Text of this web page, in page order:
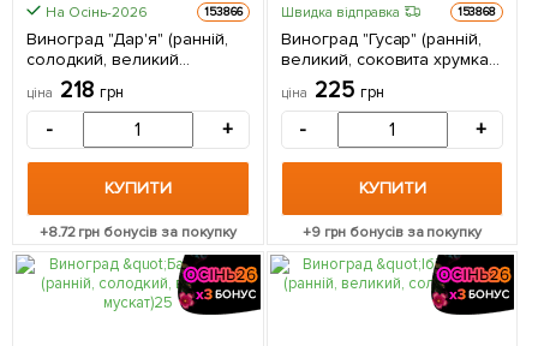
На Осінь-2026 153866
Виноград "Дар'я" (ранній,
солодкий, великий
виноград) 1 саджанець в
упаковці
ціна 218 грн
- +
КУПИТИ
+8.72грн бонусів за покупку
Швидка відправка 153868
Виноград "Гусар" (ранній,
великий, соковита хрумка
ягода) 1 саджанець в
упаковці
ціна 225 грн
- +
КУПИТИ
+9грн бонусів за покупку